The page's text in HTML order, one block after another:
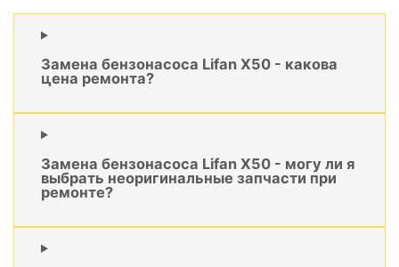
Замена бензонасоса Lifan X50 - какова
цена ремонта?
Замена бензонасоса Lifan X50 - могу ли я
выбрать неоригинальные запчасти при
ремонте?